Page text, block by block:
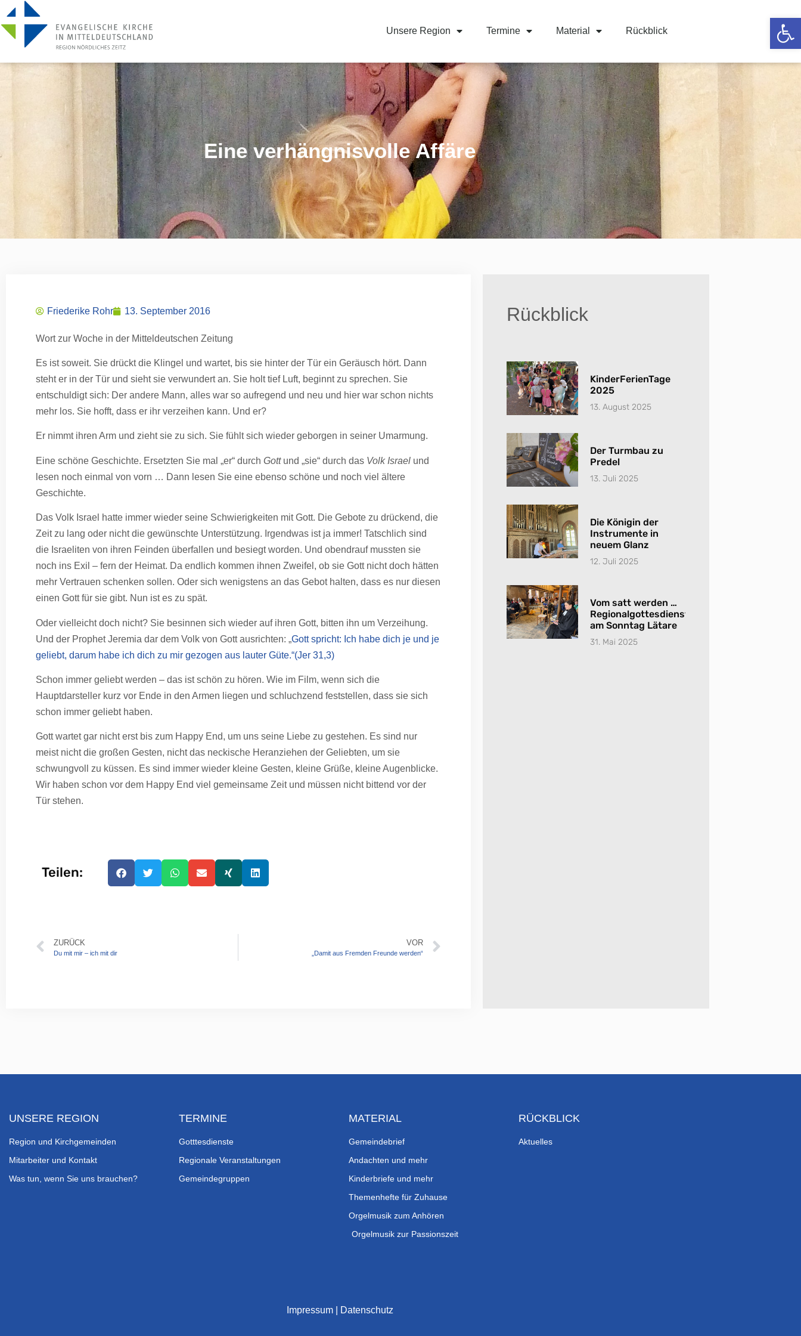
Unsere Region Termine Material Rückblick
Eine verhängnisvolle Affäre
Friederike Rohr 13. September 2016
Wort zur Woche in der Mitteldeutschen Zeitung
Es ist soweit. Sie drückt die Klingel und wartet, bis sie hinter der Tür ein Geräusch hört. Dann
steht er in der Tür und sieht sie verwundert an. Sie holt tief Luft, beginnt zu sprechen. Sie
entschuldigt sich: Der andere Mann, alles war so aufregend und neu und hier war schon nichts
mehr los. Sie hofft, dass er ihr verzeihen kann. Und er?
Er nimmt ihren Arm und zieht sie zu sich. Sie fühlt sich wieder geborgen in seiner Umarmung.
Eine schöne Geschichte. Ersetzten Sie mal „er“ durch Gottund „sie“ durch das Volk Israel und
lesen noch einmal von vorn … Dann lesen Sie eine ebenso schöne und noch viel ältere
Geschichte.
Das Volk Israel hatte immer wieder seine Schwierigkeiten mit Gott. Die Gebote zu drückend, die
Zeit zu lang oder nicht die gewünschte Unterstützung. Irgendwas ist ja immer! Tatschlich sind
die Israeliten von ihren Feinden überfallen und besiegt worden. Und obendrauf mussten sie
noch ins Exil – fern der Heimat. Da endlich kommen ihnen Zweifel, ob sie Gott nicht doch hätten
mehr Vertrauen schenken sollen. Oder sich wenigstens an das Gebot halten, dass es nur diesen
einen Gott für sie gibt. Nun ist es zu spät.
Oder vielleicht doch nicht? Sie besinnen sich wieder auf ihren Gott, bitten ihn um Verzeihung.
Und der Prophet Jeremia dar dem Volk von Gott ausrichten: „Gott spricht: Ich habe dich je und je
geliebt, darum habe ich dich zu mir gezogen aus lauter Güte.“(Jer 31,3)
Schon immer geliebt werden – das ist schön zu hören. Wie im Film, wenn sich die
Hauptdarsteller kurz vor Ende in den Armen liegen und schluchzend feststellen, dass sie sich
schon immer geliebt haben.
Gott wartet gar nicht erst bis zum Happy End, um uns seine Liebe zu gestehen. Es sind nur
meist nicht die großen Gesten, nicht das neckische Heranziehen der Geliebten, um sie
schwungvoll zu küssen. Es sind immer wieder kleine Gesten, kleine Grüße, kleine Augenblicke.
Wir haben schon vor dem Happy End viel gemeinsame Zeit und müssen nicht bittend vor der
Tür stehen.
Teilen:
ZURÜCK
Du mit mir – ich mit dir
VOR
„Damit aus Fremden Freunde werden“
Rückblick
KinderFerienTage
2025
13. August 2025
Der Turmbau zu
Predel
13. Juli 2025
Die Königin der
Instrumente in
neuem Glanz
12. Juli 2025
Vom satt werden …
Regionalgottesdienst
am Sonntag Lätare
31. Mai 2025
UNSERE REGION
Region und Kirchgemeinden
Mitarbeiter und Kontakt
Was tun, wenn Sie uns brauchen?
TERMINE
Gotttesdienste
Regionale Veranstaltungen
Gemeindegruppen
MATERIAL
Gemeindebrief
Andachten und mehr
Kinderbriefe und mehr
Themenhefte für Zuhause
Orgelmusik zum Anhören
Orgelmusik zur Passionszeit
RÜCKBLICK
Aktuelles
Impressum| Datenschutz